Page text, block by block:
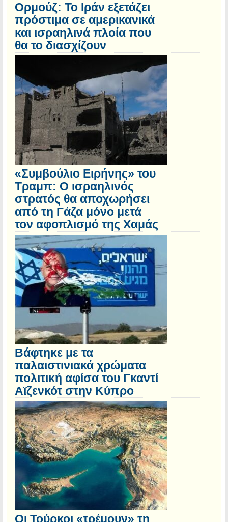
Ορμούζ: Το Ιράν εξετάζει
πρόστιμα σε αμερικανικά
και ισραηλινά πλοία που
θα το διασχίζουν
«Συμβούλιο Ειρήνης» του
Τραμπ: Ο ισραηλινός
στρατός θα αποχωρήσει
από τη Γάζα μόνο μετά
τον αφοπλισμό της Χαμάς
Βάφτηκε με τα
παλαιστινιακά χρώματα
πολιτική αφίσα του Γκαντί
Αϊζενκότ στην Κύπρο
Οι Τούρκοι «τρέμουν» τη